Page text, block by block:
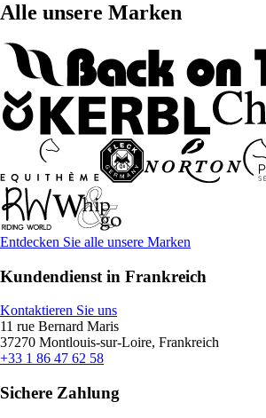
Alle unsere Marken
Entdecken Sie alle unsere Marken
Kundendienst in Frankreich
Kontaktieren Sie uns
11 rue Bernard Maris
37270 Montlouis-sur-Loire, Frankreich
+33 1 86 47 62 58
Sichere Zahlung